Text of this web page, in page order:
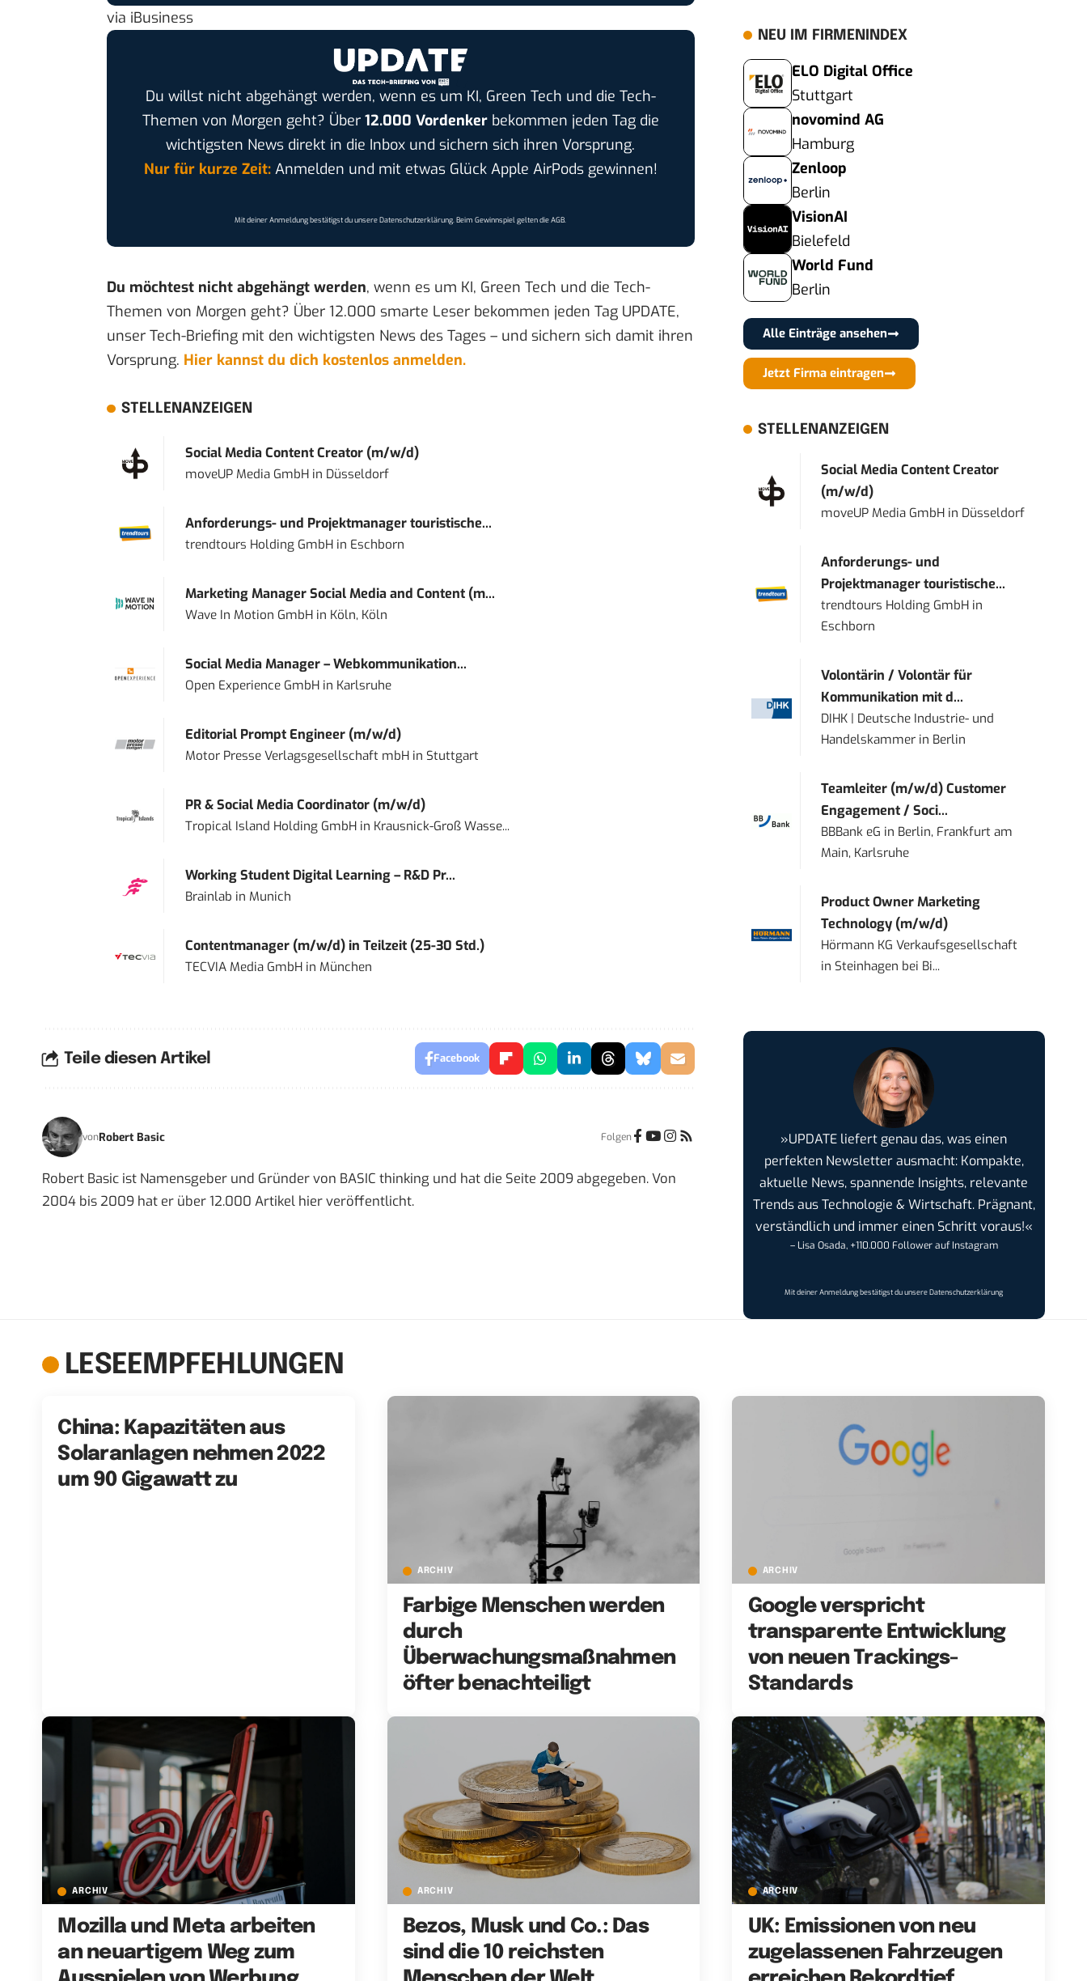
via iBusiness
Du willst nicht abgehängt werden, wenn es um KI, Green Tech und die Tech-
Themen von Morgen geht? Über 12.000 Vordenkerbekommen jeden Tag die
wichtigsten News direkt in die Inbox und sichern sich ihren Vorsprung.
Nur für kurze Zeit:Anmelden und mit etwas Glück Apple AirPods gewinnen!
Mit deiner Anmeldung bestätigst du unsereDatenschutzerklärung. Beim Gewinnspiel gelten dieAGB.
Du möchtest nicht abgehängt werden, wenn es um KI, Green Tech und die Tech-
Themen von Morgen geht? Über 12.000 smarte Leser bekommen jeden Tag UPDATE,
unser Tech-Briefing mit den wichtigsten News des Tages – und sichern sich damit ihren
Vorsprung. Hier kannst du dich kostenlos anmelden.
STELLENANZEIGEN
Social Media Content Creator (m/w/d)
moveUP Media GmbHin Düsseldorf
Anforderungs- und Projektmanager touristische...
trendtours Holding GmbHin Eschborn
Marketing Manager Social Media and Content (m...
Wave In Motion GmbHin Köln, Köln
Social Media Manager – Webkommunikation...
Open Experience GmbHin Karlsruhe
Editorial Prompt Engineer (m/w/d)
Motor Presse Verlagsgesellschaft mbHin Stuttgart
PR & Social Media Coordinator (m/w/d)
Tropical Island Holding GmbHin Krausnick-Groß Wasse...
Working Student Digital Learning – R&D Pr...
Brainlab in Munich
Contentmanager (m/w/d) in Teilzeit (25-30 Std.)
TECVIA Media GmbHin München
Teile diesen Artikel Facebook
vonRobert Basic Folgen
Robert Basic ist Namensgeber und Gründer von BASIC thinking und hat die Seite 2009 abgegeben. Von
2004 bis 2009 hat er über 12.000 Artikel hier veröffentlicht.
NEU IM FIRMENINDEX
ELO Digital Office
Stuttgart
novomind AG
Hamburg
Zenloop
Berlin
VisionAI
Bielefeld
World Fund
Berlin
Alle Einträge ansehen
Jetzt Firma eintragen
STELLENANZEIGEN
Social Media Content Creator
(m/w/d)
moveUP Media GmbH in Düsseldorf
Anforderungs- und
Projektmanager touristische...
trendtours Holding GmbH in
Eschborn
Volontärin / Volontär für
Kommunikation mit d...
DIHK | Deutsche Industrie- und
Handelskammer in Berlin
Teamleiter (m/w/d) Customer
Engagement / Soci...
BBBank eG in Berlin, Frankfurt am
Main, Karlsruhe
Product Owner Marketing
Technology (m/w/d)
Hörmann KG Verkaufsgesellschaft
in Steinhagen bei Bi...
»UPDATE liefert genau das, was einen
perfekten Newsletter ausmacht: Kompakte,
aktuelle News, spannende Insights, relevante
Trends aus Technologie & Wirtschaft. Prägnant,
verständlich und immer einen Schritt voraus!«
– Lisa Osada, +110.000 Follower auf Instagram
Mit deiner Anmeldung bestätigst du unsereDatenschutzerklärung
LESEEMPFEHLUNGEN
China: Kapazitäten aus
Solaranlagen nehmen 2022
um 90 Gigawatt zu
ARCHIV
Farbige Menschen werden
durch
Überwachungsmaßnahmen
öfter benachteiligt
ARCHIV
Google verspricht
transparente Entwicklung
von neuen Trackings-
Standards
ARCHIV
Mozilla und Meta arbeiten
an neuartigem Weg zum
ARCHIV
Bezos, Musk und Co.: Das
sind die 10 reichsten
ARCHIV
UK: Emissionen von neu
zugelassenen Fahrzeugen